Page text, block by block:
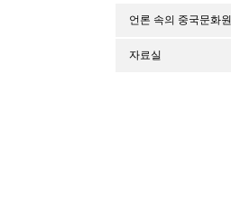
언론 속의 중국문화원
자료실